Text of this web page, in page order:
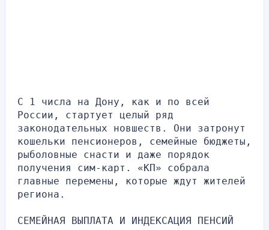
С 1 числа на Дону, как и по всей
России, стартует целый ряд
законодательных новшеств. Они затронут
кошельки пенсионеров, семейные бюджеты,
рыболовные снасти и даже порядок
получения сим-карт. «КП» собрала
главные перемены, которые ждут жителей
региона.
СЕМЕЙНАЯ ВЫПЛАТА И ИНДЕКСАЦИЯ ПЕНСИЙ